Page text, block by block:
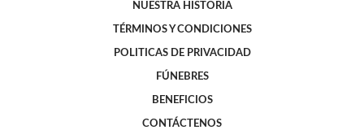
NUESTRA HISTORIA
TÉRMINOS Y CONDICIONES
POLITICAS DE PRIVACIDAD
FÚNEBRES
BENEFICIOS
CONTÁCTENOS